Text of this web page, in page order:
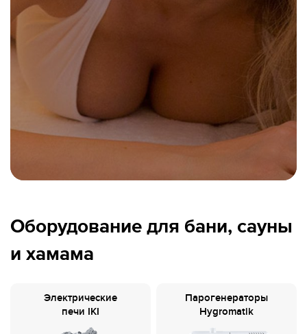
Оборудование для бани, сауны
и хамама
Электрические
печи IKI
Парогенераторы
Hygromatik